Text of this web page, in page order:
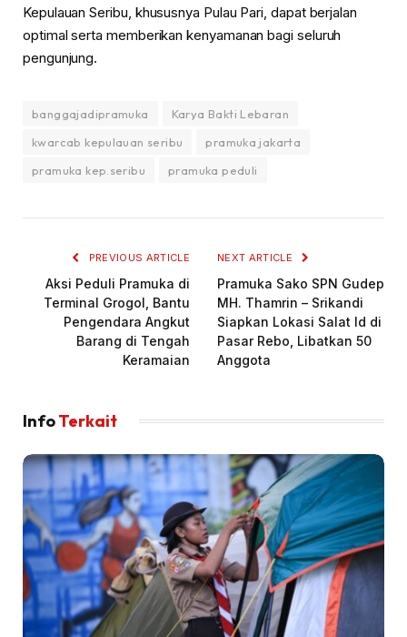
Kepulauan Seribu, khususnya Pulau Pari, dapat berjalan
optimal serta memberikan kenyamanan bagi seluruh
pengunjung.
banggajadipramuka
Karya Bakti Lebaran
kwarcab kepulauan seribu
pramuka jakarta
pramuka kep.seribu
pramuka peduli
PREVIOUS ARTICLE
Aksi Peduli Pramuka di
Terminal Grogol, Bantu
Pengendara Angkut
Barang di Tengah
Keramaian
NEXT ARTICLE
Pramuka Sako SPN Gudep
MH. Thamrin – Srikandi
Siapkan Lokasi Salat Id di
Pasar Rebo, Libatkan 50
Anggota
InfoTerkait